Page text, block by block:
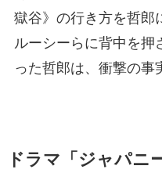
獄谷》の行き方を哲郎
ルーシーらに背中を押
った哲郎は、衝撃の事
ドラマ「ジャパニ